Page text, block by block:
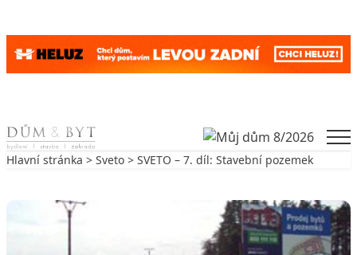
Skip to content
Hlavní stránka > Sveto > SVETO – 7. díl: Stavební pozemek